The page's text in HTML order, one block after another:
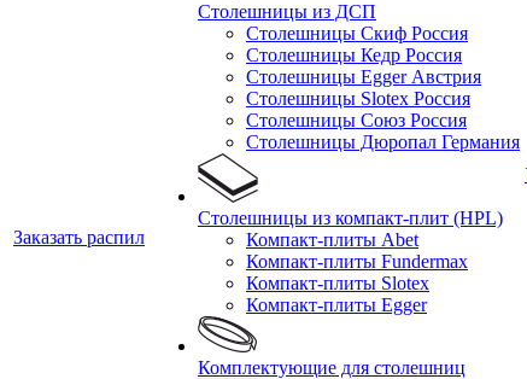
Заказать распил
Столешницы из ДСП
Столешницы Скиф Россия
Столешницы Кедр Россия
Столешницы Egger Австрия
Столешницы Slotex Россия
Столешницы Союз Россия
Столешницы Дюропал Германия
Столешницы из компакт-плит (HPL)
Компакт-плиты Abet
Компакт-плиты Fundermax
Компакт-плиты Slotex
Компакт-плиты Egger
Комплектующие для столешниц